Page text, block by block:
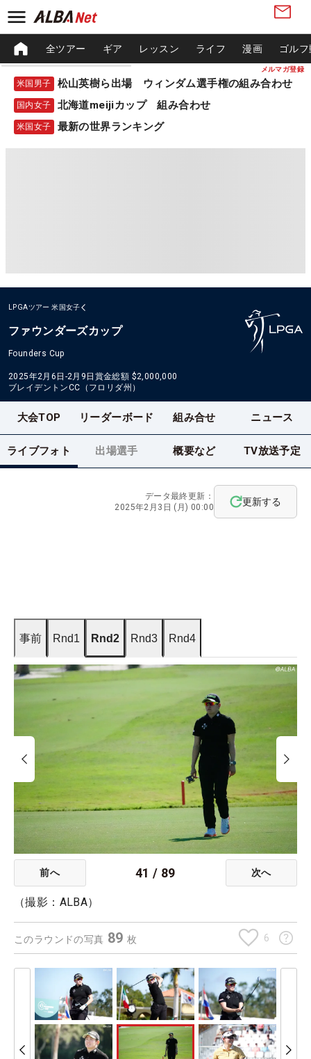
メルマガ登録
全ツアー ギア レッスン ライフ 漫画 ゴル
米国男子 松山英樹ら出場 ウィンダム選手権の組み合わせ
国内女子 北海道meijiカップ 組み合わせ
米国女子 最新の世界ランキング
LPGAツアー 米国女子
ファウンダーズカップ
Founders Cup
2025年2月6日-2月9日 賞金総額 $2,000,000
ブレイデントンCC（フロリダ州）
大会TOP リーダーボード 組み合せ ニュース
ライブフォト 出場選手 概要など TV放送予定
データ最終更新：
2025年2月3日 (月) 00:00
更新する
事前 Rnd1 Rnd2 Rnd3 Rnd4
前へ 41 / 89 次へ
（撮影：ALBA）
このラウンドの写真 89枚 6